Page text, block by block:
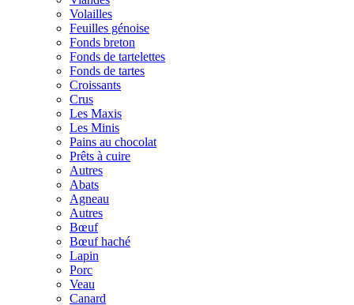
Volailles
Feuilles génoise
Fonds breton
Fonds de tartelettes
Fonds de tartes
Croissants
Crus
Les Maxis
Les Minis
Pains au chocolat
Prêts à cuire
Autres
Abats
Agneau
Autres
Bœuf
Bœuf haché
Lapin
Porc
Veau
Canard